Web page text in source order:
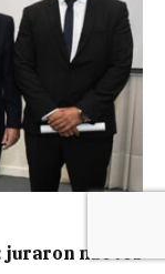
juraron nuevos